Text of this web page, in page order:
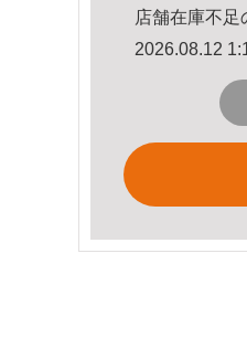
店舗在庫不足
2026.08.12